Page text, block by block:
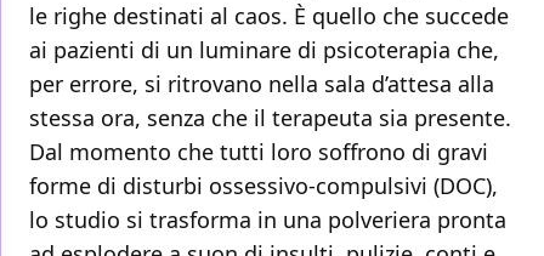
le righe destinati al caos. È quello che succede
ai pazienti di un luminare di psicoterapia che,
per errore, si ritrovano nella sala d’attesa alla
stessa ora, senza che il terapeuta sia presente.
Dal momento che tutti loro soffrono di gravi
forme di disturbi ossessivo-compulsivi (DOC),
lo studio si trasforma in una polveriera pronta